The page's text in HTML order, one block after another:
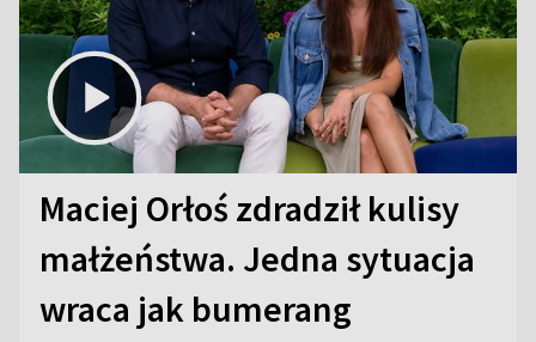
Maciej Orłoś zdradził kulisy
małżeństwa. Jedna sytuacja
wraca jak bumerang